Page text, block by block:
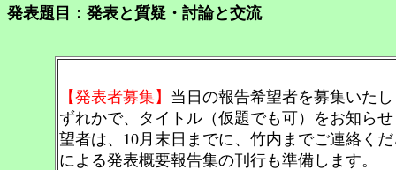
発表題目：発表と質疑・討論と交流
【発表者募集】 当日の報告希望者を募集いた
ずれかで、タイトル（仮題でも可）をお知ら
望者は、10月末日までに、竹内までご連絡く
による発表概要報告集の刊行も準備します。